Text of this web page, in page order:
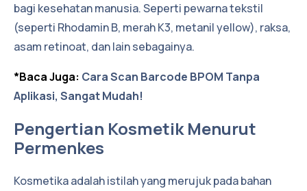
bagi kesehatan manusia. Seperti pewarna tekstil
(seperti Rhodamin B, merah K3, metanil yellow), raksa,
asam retinoat, dan lain sebagainya.
*Baca Juga: Cara Scan Barcode BPOM Tanpa
Aplikasi, Sangat Mudah!
Pengertian Kosmetik Menurut
Permenkes
Kosmetika adalah istilah yang merujuk pada bahan